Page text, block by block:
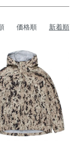
価格順 新着順